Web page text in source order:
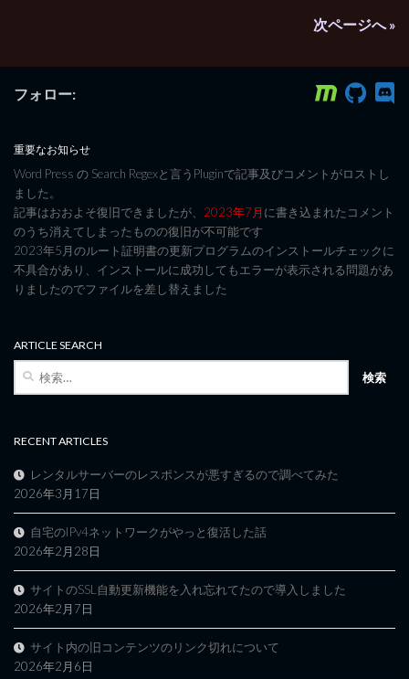
次ページへ »
フォロー:
重要なお知らせ
Word Press の Search Regexと言うPluginで記事及びコメントがロストし
ました。
記事はおおよそ復旧できましたが、 2023年7月に書き込まれたコメント
のうち消えてしまったものの復旧が不可能です
2023年5月のルート証明書の更新プログラムのインストールチェックに
不具合があり、インストールに成功してもエラーが表示される問題があ
りましたのでファイルを差し替えました
ARTICLE SEARCH
RECENT ARTICLES
レンタルサーバーのレスポンスが悪すぎるので調べてみた
2026年3月17日
自宅のIPv4ネットワークがやっと復活した話
2026年2月28日
サイトのSSL自動更新機能を入れ忘れてたので導入しました
2026年2月7日
サイト内の旧コンテンツのリンク切れについて
2026年2月6日